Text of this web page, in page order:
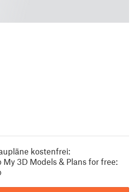
kostenfrei:
3D Models & Plans for free: